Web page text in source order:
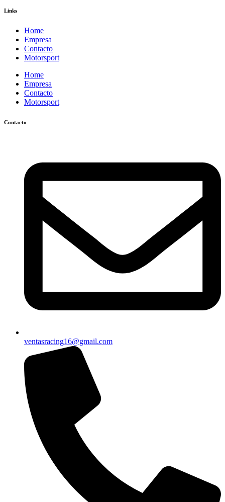
Links
Home
Empresa
Contacto
Motorsport
Home
Empresa
Contacto
Motorsport
Contacto
ventasracing16@gmail.com